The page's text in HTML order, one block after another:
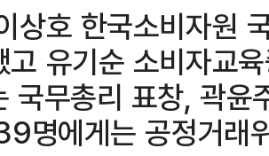
상호 한국소비자원
고 유기순 소비자교
국무총리 표창, 곽윤
명에게는 공정거래